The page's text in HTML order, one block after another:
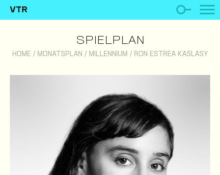
VTR
SPIELPLAN
HOME / MONATSPLAN / MILLENNIUM / RON ESTREA KASLASY